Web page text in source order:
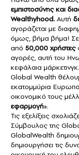
εμπιστοσύνης και
Wealthyhood. Αυτή
αγοράζεται με
όμως, βήμα βήμα!
από 50,000 χρήστες
αγορές, αυτή του
κεφάλαια
Global Wealth
εκατομμύρια
οικονομικό τους
εφαρμογή».
Τις εξελίξεις
Σύμβουλος της
GlobalWealth
δημιουργήσει τις